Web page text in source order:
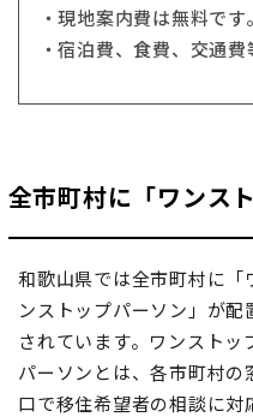
・現地案内費は無料です。
・宿泊費、食費、交通費
全市町村に「ワンス
和歌山県では全市町村に「
ンストップパーソン」が配
されています。ワンストッ
パーソンとは、各市町村の
口で移住希望者の相談に対